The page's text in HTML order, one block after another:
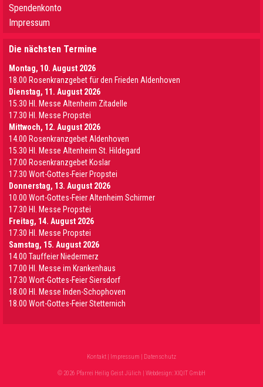
Spendenkonto
Impressum
Die nächsten Termine
Montag, 10. August 2026
18.00 Rosenkranzgebet für den Frieden Aldenhoven
Dienstag, 11. August 2026
15.30 Hl. Messe Altenheim Zitadelle
17.30 Hl. Messe Propstei
Mittwoch, 12. August 2026
14.00 Rosenkranzgebet Aldenhoven
15.30 Hl. Messe Altenheim St. Hildegard
17.00 Rosenkranzgebet Koslar
17.30 Wort-Gottes-Feier Propstei
Donnerstag, 13. August 2026
10.00 Wort-Gottes-Feier Altenheim Schirmer
17.30 Hl. Messe Propstei
Freitag, 14. August 2026
17.30 Hl. Messe Propstei
Samstag, 15. August 2026
14.00 Tauffeier Niedermerz
17.00 Hl. Messe im Krankenhaus
17.30 Wort-Gottes-Feier Siersdorf
18.00 Hl. Messe Inden-Schophoven
18.00 Wort-Gottes-Feier Stetternich
Kontakt Impressum Datenschutz
© 2026 Pfarrei Heilig Geist Jülich | Webdesign:XIQIT GmbH